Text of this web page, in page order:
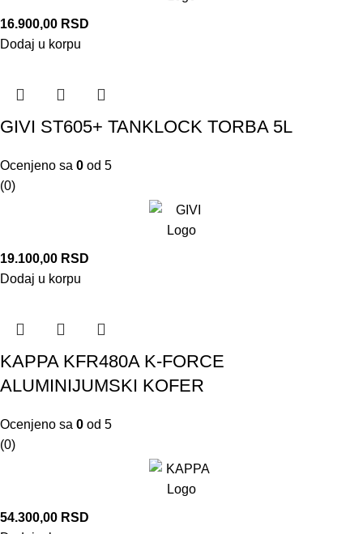
16.900,00 RSD
Dodaj u korpu
GIVI ST605+ TANKLOCK TORBA 5L
Ocenjeno sa 0 od 5
(0)
19.100,00 RSD
Dodaj u korpu
KAPPA KFR480A K-FORCE
ALUMINIJUMSKI KOFER
Ocenjeno sa 0 od 5
(0)
54.300,00 RSD